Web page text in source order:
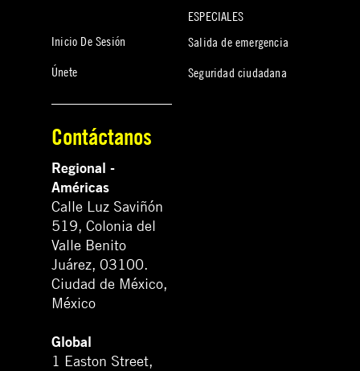
Inicio De Sesión
Únete
ESPECIALES
Salida de emergencia
Seguridad ciudadana
Contáctanos
Regional -
Américas
Calle Luz Saviñón
519, Colonia del
Valle Benito
Juárez, 03100.
Ciudad de México,
México
Global
1 Easton Street,